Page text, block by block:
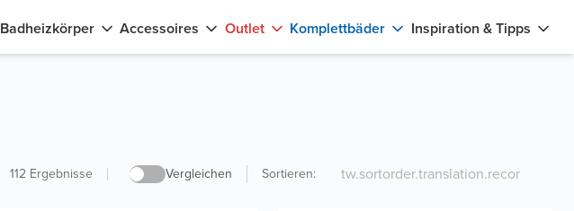
Badheizkörper Accessoires Outlet Komplettbäder Inspiration & Tipps
112 Ergebnisse Vergleichen Sortieren: